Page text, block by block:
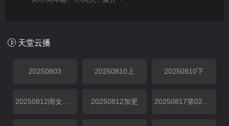
天堂云播
20250803 20250810上 20250810下
20250812加更